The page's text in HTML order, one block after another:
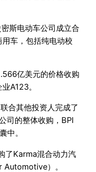
斯电动车公司成立合
车，包括纯电动校
亿美元的价格收购
A123。
合其他投资人完成了
司的整体收购，BPI
中。
了Karma混合动力汽
Automotive）。